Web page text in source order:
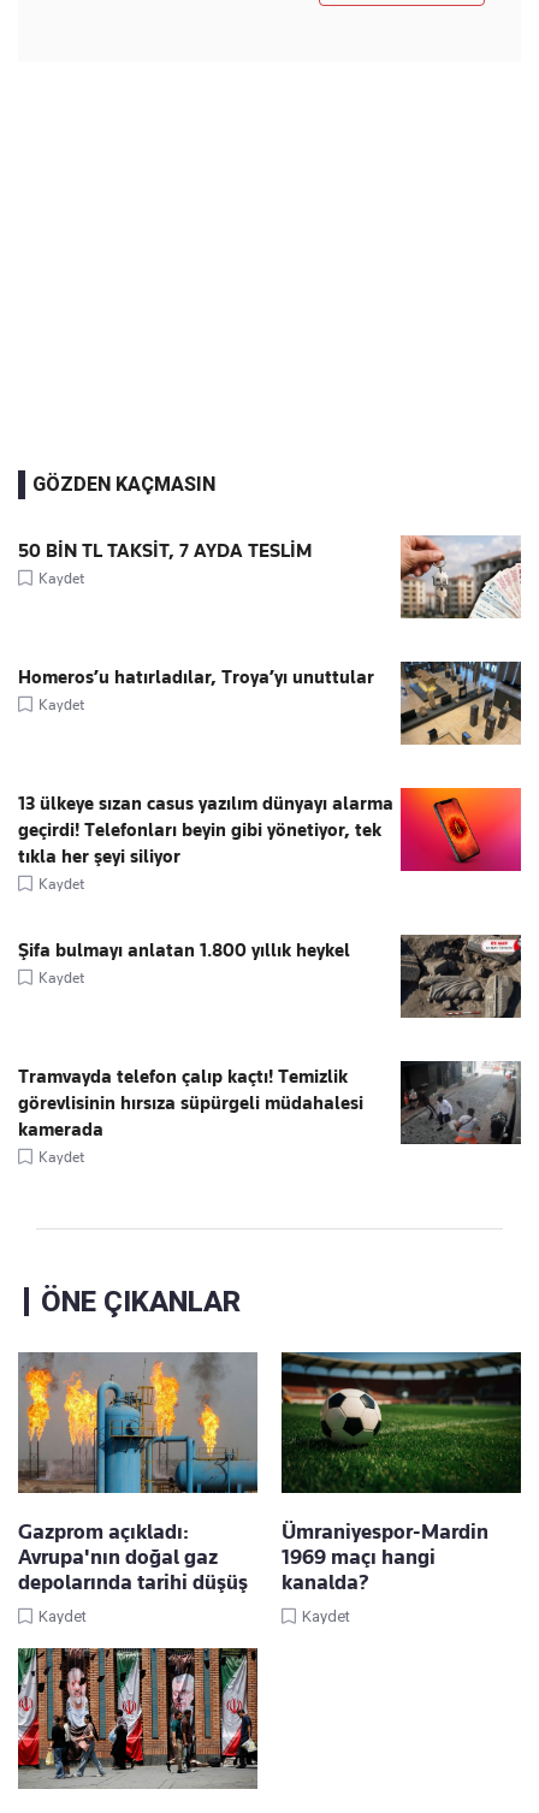
GÖZDEN KAÇMASIN
50 BİN TL TAKSİT, 7 AYDA TESLİM
Kaydet
Homeros’u hatırladılar, Troya’yı unuttular
Kaydet
13 ülkeye sızan casus yazılım dünyayı alarma
geçirdi! Telefonları beyin gibi yönetiyor, tek
tıkla her şeyi siliyor
Kaydet
Şifa bulmayı anlatan 1.800 yıllık heykel
Kaydet
Tramvayda telefon çalıp kaçtı! Temizlik
görevlisinin hırsıza süpürgeli müdahalesi
kamerada
Kaydet
ÖNE ÇIKANLAR
Gazprom açıkladı:
Avrupa'nın doğal gaz
depolarında tarihi düşüş
Kaydet
Ümraniyespor-Mardin
1969 maçı hangi
kanalda?
Kaydet